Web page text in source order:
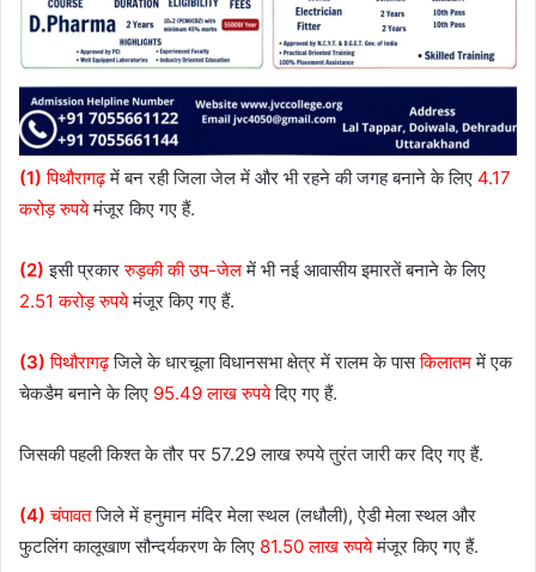
(1) पिथौरागढ़में बन रही जिला जेल में और भी रहने की जगह बनाने के लिए 4.17
करोड़ रुपयेमंजूर किए गए हैं.
(2) इसी प्रकाररुड़की की उप-जेलमें भी नई आवासीय इमारतें बनाने के लिए
2.51 करोड़ रुपयेमंजूर किए गए हैं.
(3) पिथौरागढ़जिले के धारचूला विधानसभा क्षेत्र में रालम के पासकिलातममें एक
चेकडैम बनाने के लिए 95.49 लाख रुपयेदिए गए हैं.
जिसकी पहली किश्त के तौर पर 57.29 लाख रुपये तुरंत जारी कर दिए गए हैं.
(4) चंपावतजिले में हनुमान मंदिर मेला स्थल (लधौली), ऐडी मेला स्थल और
फुटलिंग कालूखाण सौन्दर्यकरण के लिए 81.50 लाख रुपयेमंजूर किए गए हैं.